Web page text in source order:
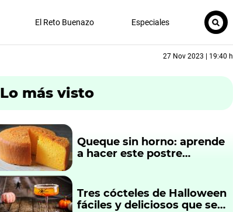
El Reto Buenazo Especiales
27 Nov 2023 | 19:40 h
Lo más visto
Queque sin horno: aprende
a hacer este postre
Tres cócteles de Halloween
fáciles y deliciosos que se